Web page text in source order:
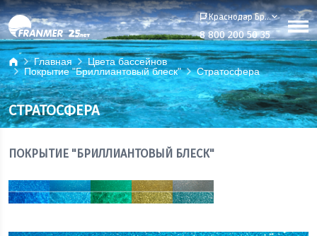
Краснодар Бренд-офис
8 800 200 50 35
Главная
Цвета бассейнов
Покрытие "Бриллиантовый блеск"
Стратосфера
СТРАТОСФЕРА
ПОКРЫТИЕ "БРИЛЛИАНТОВЫЙ БЛЕСК"